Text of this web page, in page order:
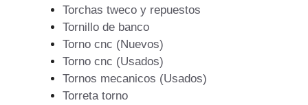
Torchas tweco y repuestos
Tornillo de banco
Torno cnc (Nuevos)
Torno cnc (Usados)
Tornos mecanicos (Usados)
Torreta torno